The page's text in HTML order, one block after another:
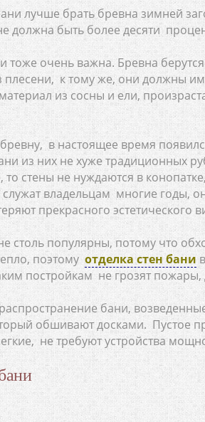
лучше брать бревна зимней
должна быть более десяти
тоже очень важна. Бревна
плесени, к тому же, они должны
из сосны и ели,
бревну, в настоящее время
из них не хуже традиционных
то стены не нуждаются в
владельцам многие годы,
прекрасного эстетического
столь популярны, потому что
поэтому отделка стен бани
постройкам не грозят пожары,
бани,
обшивают досками. Пустое
не требуют устройства